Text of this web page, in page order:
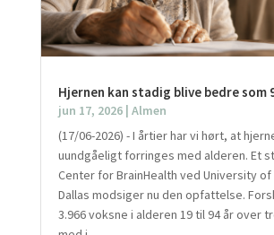
Hjernen kan stadig blive bedre som
jun 17, 2026| Almen
(17/06-2026) - I årtier har vi hørt, at
uundgåeligt forringes med alderen. Et
Center for BrainHealth ved University of
Dallas modsiger nu den opfattelse.
3.966 voksne i alderen 19 til 94 år over